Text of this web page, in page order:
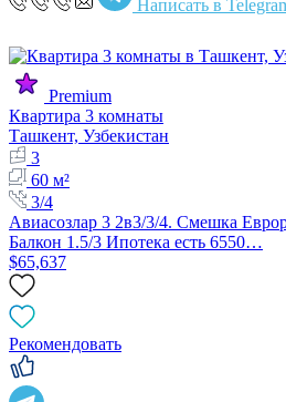
Написать в
Premium
Квартира 3 комнаты
Ташкент, Узбекистан
3
60 м²
3/4
Авиасозлар 3 2в3/3/4. Смешка
Балкон 1.5/3 Ипотека есть 6550…
$65,637
Рекомендовать